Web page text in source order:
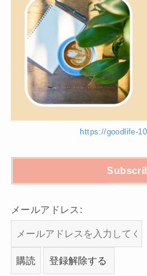
https://goodlife-
メールアドレス: